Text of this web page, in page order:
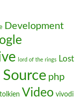
Development
lord of the rings Lost
php
tolkien Video vivodi